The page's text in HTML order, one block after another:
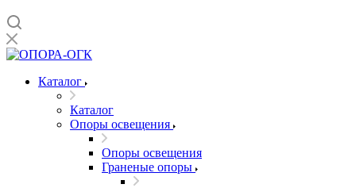
Каталог
Каталог
Опоры освещения
Опоры освещения
Граненые опоры